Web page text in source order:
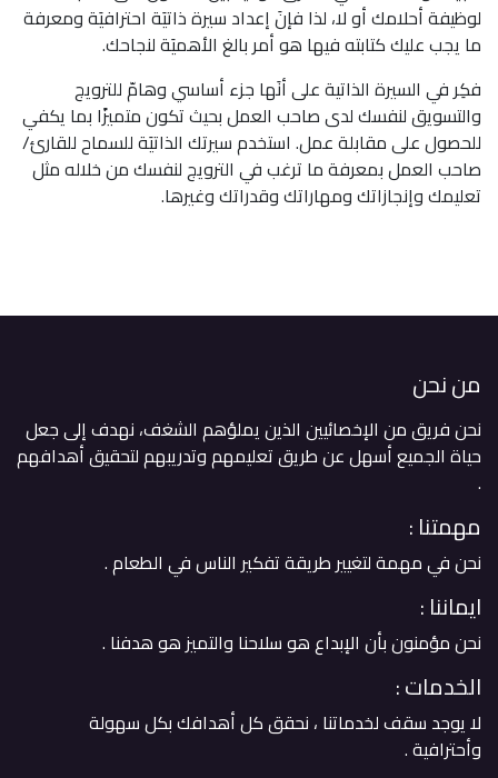
لوظيفة أحلامك أو لا، لذا فإنَ إعداد سيرة ذاتيَة احترافيَة ومعرفة
ما يجب عليك كتابته فيها هو أمر بالغ الأهميَة لنجاحك.
فكِر في السيرة الذاتية على أنَها جزء أساسي وهامّ للترويج
والتسويق لنفسك لدى صاحب العمل بحيث تكون متميزًا بما يكفي
للحصول على مقابلة عمل. استخدم سيرتك الذاتيَة للسماح للقارئ/
صاحب العمل بمعرفة ما ترغب في الترويج لنفسك من خلاله مثل
تعليمك وإنجازاتك ومهاراتك وقدراتك وغيرها.
من نحن
نحن فريق من الإخصائيين الذين يملؤهم الشغف، نهدف إلى جعل
حياة الجميع أسهل عن طريق تعليمهم وتدريبهم لتحقيق أهدافهم
. ​
مهمتنا :
نحن في مهمة لتغيير طريقة تفكير الناس في الطعام .
ايماننا :
نحن مؤمنون بأن الإبداع هو سلاحنا والتميز هو هدفنا .
الخدمات :
لا يوجد سقف لخدماتنا ، نحقق كل أهدافك بكل سهولة
وأحترافية .